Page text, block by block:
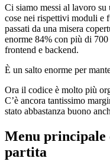
Ci siamo messi al lavoro su
cose nei rispettivi moduli e
passati da una misera
enorme 84% con più di 700
frontend e backend.
È un salto enorme per
Ora il codice è molto più
C’è ancora tantissimo
stato abbastanza buono
Menu principale
partita